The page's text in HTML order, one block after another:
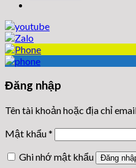
Đăng nhập
Tên tài khoản hoặc địa chỉ
Mật khẩu*
Ghi nhớ mật khẩu
Đăng